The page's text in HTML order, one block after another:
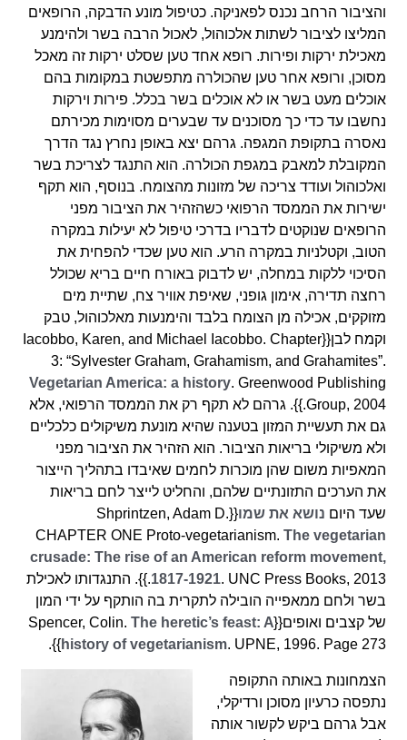
והציבור הרחב נכנס לפאניקה. כטיפול מונע הדבקה, הרופאים
המליצו לציבור לשתות אלכוהול, לאכול הרבה בשר ולהימנע
מאכילת ירקות ופירות. רופא אחד טען שסלט ירקות זה מאכל
מסוכן, ורופא אחר טען שהכולרה מתפשטת במקומות בהם
אוכלים מעט בשר או לא אוכלים בשר בכלל. פירות וירקות
נחשבו עד כדי כך מסוכנים עד שבערים מסוימות מכירתם
נאסרה בתקופת המגפה. גרהם יצא באופן נחרץ נגד הדרך
המקובלת למאבק במגפת הכולרה. הוא התנגד לצריכת בשר
ואלכוהול ועודד צריכה של מזונות מהצומח. בנוסף, הוא תקף
ישירות את הממסד הרפואי כשהזהיר את הציבור מפני
הרופאים שנוקטים לדבריו בדרכי טיפול לא יעילות במקרה
הטוב, וקטלניות במקרה הרע. הוא טען שכדי להפחית את
הסיכוי ללקות במחלה, יש לדבוק באורח חיים בריא שכולל
רחצה תדירה, אימון גופני, שאיפת אוויר צח, שתיית מים
מזוקקים, אכילה מן הצומח בלבד והימנעות מאלכוהול, טבק
וקמח לבן{{Iacobbo, Karen, and Michael Iacobbo. Chapter
3: “Sylvester Graham, Grahamism, and Grahamites”.
Vegetarian America: a history. Greenwood Publishing
Group, 2004.}}. גרהם לא תקף רק את הממסד הרפואי, אלא
גם את תעשיית המזון בטענה שהיא מונעת משיקולים כלכליים
ולא משיקולי בריאות הציבור. הוא הזהיר את הציבור מפני
המאפיות משום שהן מוכרות לחמים שאיבדו בתהליך הייצור
את הערכים התזונתיים שלהם, והחליט לייצר לחם בריאות
שעד היום נושא את שמו
{{Shprintzen, Adam D.
CHAPTER ONE Proto-vegetarianism. The vegetarian
crusade: The rise of an American reform movement,
1817-1921. UNC Press Books, 2013.}}. התנגדותו לאכילת
בשר ולחם ממאפייה הובילה לתקרית בה הותקף על ידי המון
של קצבים ואופים{{Spencer, Colin.The heretic’s feast: A
history of vegetarianism. UPNE, 1996. Page 273}}.
הצמחונות באותה התקופה
נתפסה כרעיון מסוכן ורדיקלי,
אבל גרהם ביקש לקשור אותה